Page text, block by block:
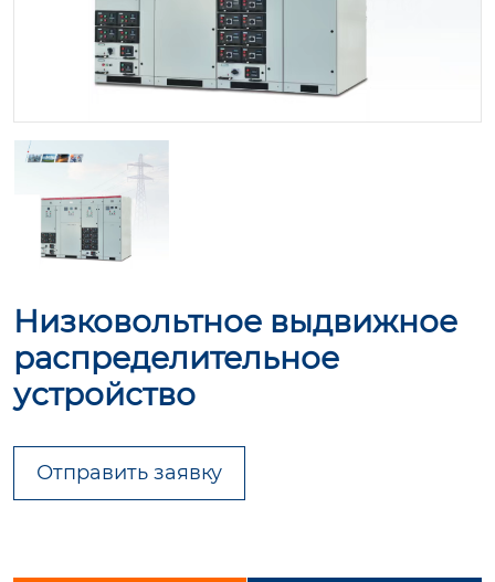
Низковольтное выдвижное
распределительное
устройство
Отправить заявку